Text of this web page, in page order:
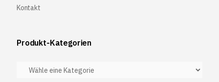
Kontakt
Produkt-Kategorien